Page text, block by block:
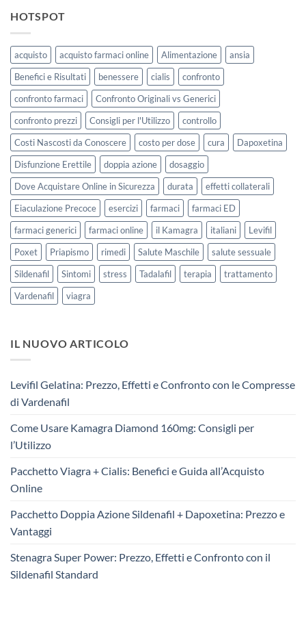
HOTSPOT
acquisto acquisto farmaci online Alimentazione
ansia
Benefici e Risultati
benessere cialis
confronto
confronto farmaci
Confronto Originali vs Generici
confronto prezzi
Consigli per l'Utilizzo
controllo
Costi Nascosti da Conoscere
costo per dose cura
Dapoxetina
Disfunzione Erettile
doppia azione
dosaggio
Dove Acquistare Online in Sicurezza
durata
effetti collaterali
Eiaculazione Precoce
esercizi farmaci
farmaci ED
farmaci generici
farmaci online il Kamagra italiani
Levifil
Poxet
Priapismo rimedi Salute Maschile
salute sessuale
Sildenafil
Sintomi stress Tadalafil terapia
trattamento
Vardenafil
viagra
IL NUOVO ARTICOLO
Levifil Gelatina: Prezzo, Effetti e Confronto con le Compresse
di Vardenafil
Come Usare Kamagra Diamond 160mg: Consigli per
l’Utilizzo
Pacchetto Viagra + Cialis: Benefici e Guida all’Acquisto
Online
Pacchetto Doppia Azione Sildenafil + Dapoxetina: Prezzo e
Vantaggi
Stenagra Super Power: Prezzo, Effetti e Confronto con il
Sildenafil Standard